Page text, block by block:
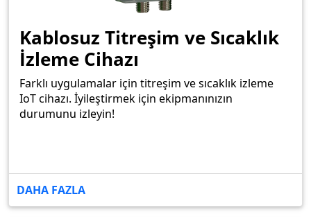
Kablosuz Titreşim ve Sıcaklık
İzleme Cihazı
Farklı uygulamalar için titreşim ve sıcaklık izleme
IoT cihazı. İyileştirmek için ekipmanınızın
durumunu izleyin!
DAHA FAZLA